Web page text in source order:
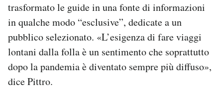
trasformato le guide in una fonte di informazioni
in qualche modo “esclusive”, dedicate a un
pubblico selezionato. «L’esigenza di fare viaggi
lontani dalla folla è un sentimento che soprattutto
dopo la pandemia è diventato sempre più diffuso»,
dice Pittro.